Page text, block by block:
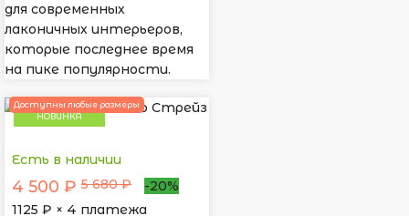
для современных
лаконичных интерьеров,
которые последнее время
на пике популярности.
НОВИНКА
Доступны любые размеры
Есть в наличии
4 500 ₽ 5 680 ₽
-20%
1125 ₽ × 4 платежа